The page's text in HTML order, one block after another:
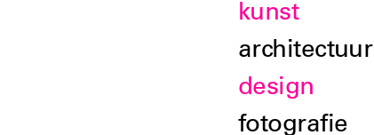
kunst
architectuur
design
fotografie